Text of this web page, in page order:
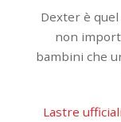
Dexter è
non
bambini che
Lastre